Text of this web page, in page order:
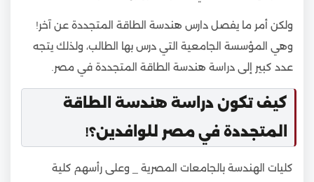
ولكن أمر ما يفصل دارس هندسة الطاقة المتجددة عن آخر!
وهي المؤسسة الجامعية التي درس بها الطالب، ولذلك يتجه
عدد كبير إلى دراسة هندسة الطاقة المتجددة في مصر.
كيف تكون دراسة هندسة الطاقة
المتجددة في مصر للوافدين؟!
كليات الهندسة بالجامعات المصرية _ وعلى رأسهم كلية